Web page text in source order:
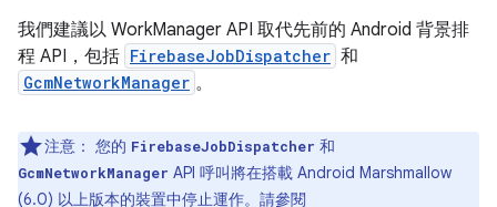
我們建議以 WorkManager API 取代先前的 Android 背景排
程 API，包括 FirebaseJobDispatcher 和
GcmNetworkManager 。
注意： 您的 FirebaseJobDispatcher 和
GcmNetworkManager API 呼叫將在搭載 Android Marshmallow
(6.0) 以上版本的裝置中停止運作。請參閱